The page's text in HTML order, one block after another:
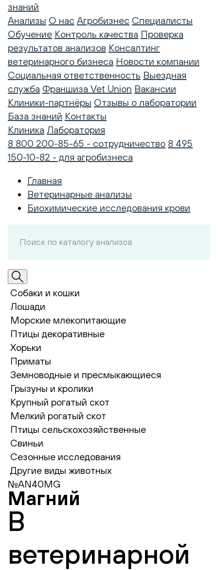
знаний
Анализы О нас Агробизнес Специалисты
Обучение Контроль качества Проверка
результатов анализов Консалтинг
ветеринарного бизнеса Новости компании
Социальная ответственность Выездная
служба Франшиза Vet Union Вакансии
Клиники-партнёры Отзывы о лаборатории
База знаний Контакты
Клиника Лаборатория
8 800 200-85-65 - сотрудничество 8 495
150-10-82 - для агробизнеса
Главная
Ветеринарные анализы
Биохимические исследования крови
Собаки и кошки
Лошади
Морские млекопитающие
Птицы декоративные
Хорьки
Приматы
Земноводные и пресмыкающиеся
Грызуны и кролики
Крупный рогатый скот
Мелкий рогатый скот
Птицы сельскохозяйственные
Свиньи
Сезонные исследования
Другие виды животных
№AN40MG
Магний
В
ветеринарной